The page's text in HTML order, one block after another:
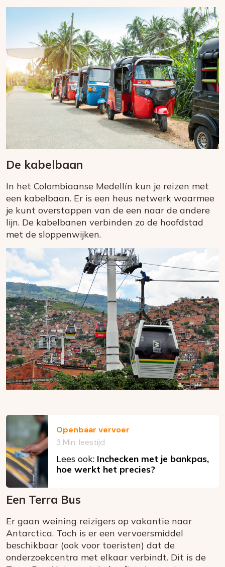
De kabelbaan
In het Colombiaanse Medellín kun je reizen met
een kabelbaan. Er is een heus netwerk waarmee
je kunt overstappen van de een naar de andere
lijn. De kabelbanen verbinden zo de hoofdstad
met de sloppenwijken.
Openbaar vervoer
3 Min. leestijd
Lees ook: Inchecken met je bankpas,
hoe werkt het precies?
Een Terra Bus
Er gaan weining reizigers op vakantie naar
Antarctica. Toch is er een vervoersmiddel
beschikbaar (ook voor toeristen) dat de
onderzoekcentra met elkaar verbindt. Dit is de